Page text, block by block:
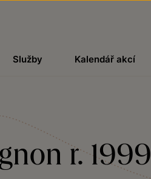
Služby Kalendář akcí
r. 1999